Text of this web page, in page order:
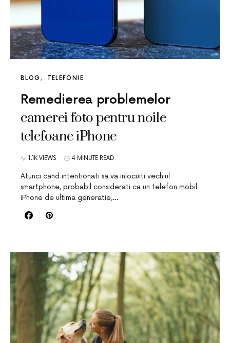
BLOG TELEFONIE
Remedierea problemelor
camerei foto pentru noile
telefoane iPhone
1.1K VIEWS 4 MINUTE READ
Atunci cand intentionati sa va inlocuiti vechiul
smartphone, probabil considerati ca un telefon mobil
iPhone de ultima generatie,…